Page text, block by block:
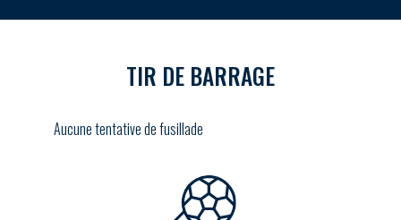
TIR DE BARRAGE
Aucune tentative de fusillade